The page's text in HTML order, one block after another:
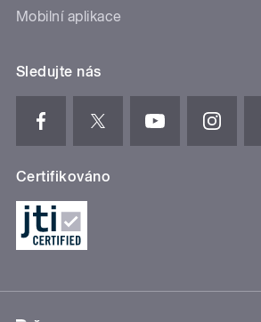
Mobilní aplikace
Sledujte nás
Certifikováno